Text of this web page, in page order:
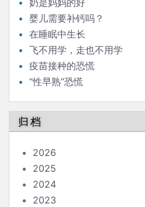
奶是妈妈的好
婴儿需要补钙吗？
在睡眠中生长
飞不用学，走也不用学
疫苗接种的恐慌
“性早熟”恐慌
归档
2026
2025
2024
2023